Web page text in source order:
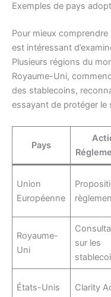
Exemples de pays
Pour mieux
est intéressant
Plusieurs régions du
Royaume-Uni,
des stablecoins,
essayant de protéger le
Pays
Union
Européenne
Royaume-
Uni
sur les
États-Unis Clarity